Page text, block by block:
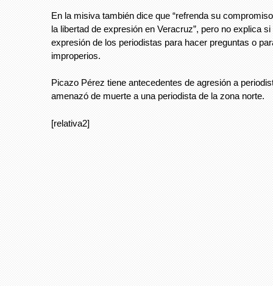
En la misiva también dice que “refrenda su
la libertad de expresión en Veracruz”, pero no explica
expresión de los periodistas para hacer preguntas o
improperios.
Picazo Pérez tiene antecedentes de agresión a
amenazó de muerte a una periodista de la zona norte.
[relativa2]